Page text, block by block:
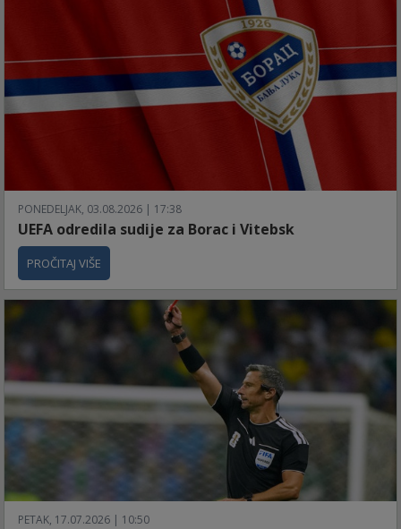
PONEDELJAK, 03.08.2026 | 17:38
UEFA odredila sudije za Borac i Vitebsk
PROČITAJ VIŠE
PETAK, 17.07.2026 | 10:50